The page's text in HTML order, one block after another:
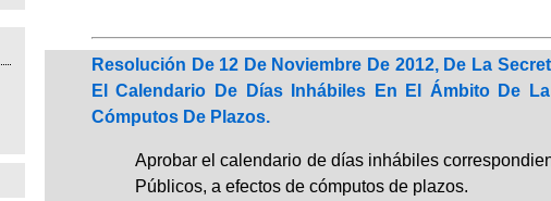
Resolución De 12 De Noviembre De 2012, De La
El Calendario De Días Inhábiles En El Ámbito De
Cómputos De Plazos.
Aprobar el calendario de días inhábiles
Públicos, a efectos de cómputos de plazos.